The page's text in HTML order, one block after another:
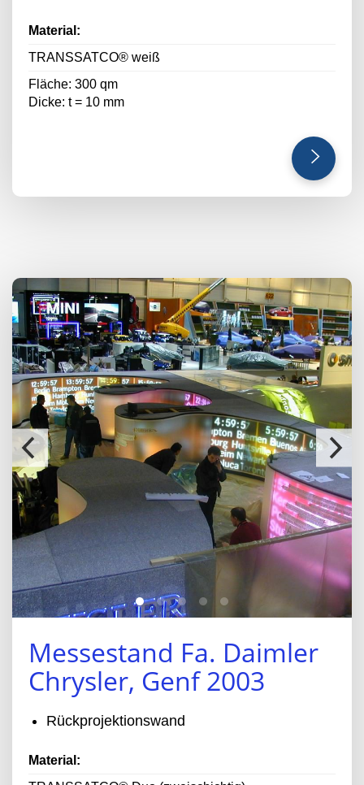
Material:
TRANSSATCO® weiß
Fläche: 300 qm
Dicke: t = 10 mm
Messestand Fa. Daimler
Chrysler, Genf 2003
Rückprojektionswand
Material: